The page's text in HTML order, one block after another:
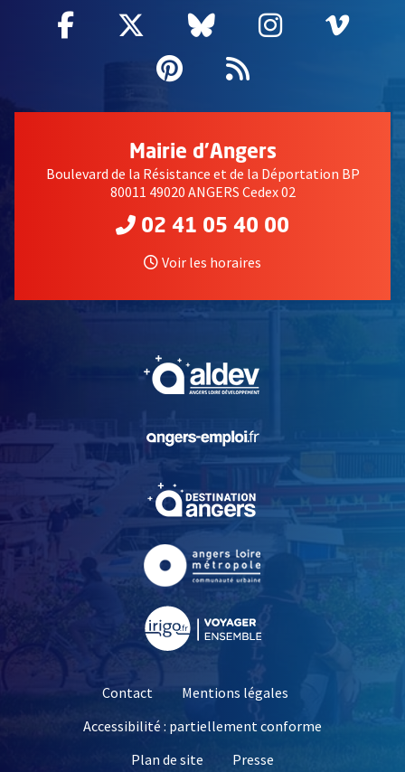
Facebook
, Ouvre une nouvelle fenêtre
Twitter
, Ouvre une nouvelle
Bluesky
, Ouvre une
Instagram
, Ouvre
,
Pinterest
, Ouvre une
Flux RSS
Mairie d'Angers
Boulevard de la Résistance et de la Déportation BP
80011 49020 ANGERS Cedex 02
02 41 05 40 00
Voir les horaires
, Ouvre une nouvelle
, Ouvre une nouvelle
Contact
Mentions légales
Accessibilité : partiellement conforme
Plan de site
Presse